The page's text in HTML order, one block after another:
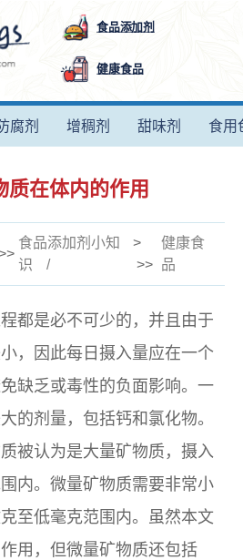
食品添加剂
健康食品
腐剂 增稠剂 甜味剂 食用
质在体内的作用
食品添加剂小知
识
>
>>
健康食
品
都是必不可少的，并且由于
，因此每日摄入量应在一个
缺乏或毒性的负面影响。一
的剂量，包括钙和氯化物。
被认为是大量矿物质，摄入
内。微量矿物质需要非常小
至低毫克范围内。虽然本文
用，但微量矿物质还包括